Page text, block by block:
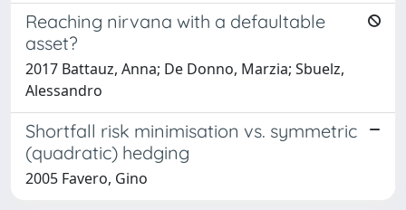
Reaching nirvana with a defaultable
asset?
2017 Battauz, Anna; De Donno, Marzia; Sbuelz,
Alessandro
Shortfall risk minimisation vs. symmetric
(quadratic) hedging
2005 Favero, Gino